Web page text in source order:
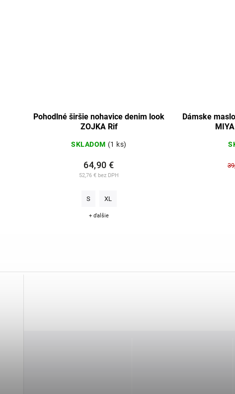
Pohodlné širšie nohavice denim look
ZOJKA Rif
SKLADOM (1 ks)
52,76 € bez DPH
64,90 €
S XL
+ ďalšie
Dámske